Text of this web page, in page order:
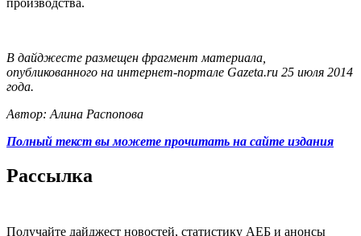
В дайджесте размещен фрагмент материала,
опубликованного на интернет-портале Gazeta.ru 25 июля 2014
года.
Автор: Алина Распопова
Полный текст вы можете прочитать на сайте издания
Рассылка
Получайте дайджест новостей, статистику АЕБ и анонсы